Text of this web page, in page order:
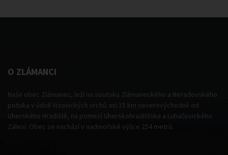
O ZLÁMANCI
Naše obec Zlámanec, leží na soutoku Zlámaneckého a Neradovského
potoka v údolí Vizovických vrchů asi 15 km severovýchodně od
Uherského Hradiště, na pomezí Uherskohradišťska a Luhačovického
Zálesí. Obec se nachází v nadmořské výšce 254 metrů.